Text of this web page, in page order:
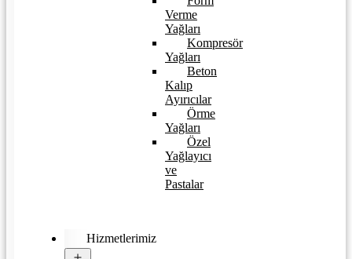
Verme
Yağları
Kompresör
Yağları
Beton
Kalıp
Ayırıcılar
Örme
Yağları
Özel
Yağlayıcı
ve
Pastalar
Hizmetlerimiz